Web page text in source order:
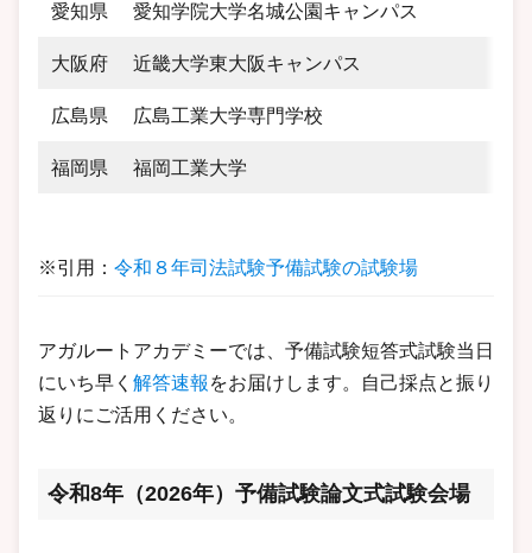
愛知県 愛知学院大学名城公園キャンパス
大阪府 近畿大学東大阪キャンパス
広島県 広島工業大学専門学校
福岡県 福岡工業大学
※引用： 令和 ８年司法試験予備試験の試験場
アガルートアカデミーでは、予備試験短答式試験当日
にいち早く 解答速報 をお届けします。自己採点と振り
返りにご活用ください。
令和8年（2026年）予備試験論文式試験会場